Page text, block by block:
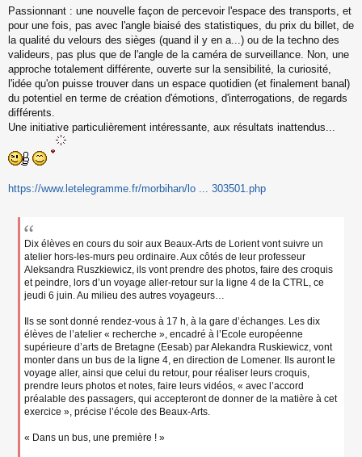
e
s
s
a
g
e
n
o
n
u
Passionnant : une nouvelle façon de percevoir l'espace des transports, et
pour une fois, pas avec l'angle biaisé des statistiques, du prix du billet, de
la qualité du velours des sièges (quand il y en a...) ou de la techno des
valideurs, pas plus que de l'angle de la caméra de surveillance. Non, une
approche totalement différente, ouverte sur la sensibilité, la curiosité,
l'idée qu'on puisse trouver dans un espace quotidien (et finalement banal)
du potentiel en terme de création d'émotions, d'interrogations, de regards
différents.
Une initiative particulièrement intéressante, aux résultats inattendus...
https://www.letelegramme.fr/morbihan/lo ... 303501.php
Dix élèves en cours du soir aux Beaux-Arts de Lorient vont suivre un
atelier hors-les-murs peu ordinaire. Aux côtés de leur professeur
Aleksandra Ruszkiewicz, ils vont prendre des photos, faire des croquis
et peindre, lors d’un voyage aller-retour sur la ligne 4 de la CTRL, ce
jeudi 6 juin. Au milieu des autres voyageurs…
Ils se sont donné rendez-vous à 17 h, à la gare d’échanges. Les dix
élèves de l’atelier « recherche », encadré à l’Ecole européenne
supérieure d’arts de Bretagne (Eesab) par Alekandra Ruskiewicz, vont
monter dans un bus de la ligne 4, en direction de Lomener. Ils auront le
voyage aller, ainsi que celui du retour, pour réaliser leurs croquis,
prendre leurs photos et notes, faire leurs vidéos, « avec l’accord
préalable des passagers, qui accepteront de donner de la matière à cet
exercice », précise l’école des Beaux-Arts.
« Dans un bus, une première ! »